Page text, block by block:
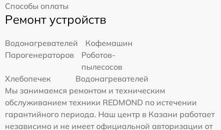
Способы оплаты
Ремонт устройств
Водонагревателей
Кофемашин
Парогенераторов
Роботов-
пылесосов
Хлебопечек
Водонагревателей
Мы занимаемся ремонтом и техническим
обслуживанием техники REDMOND по истечении
гарантийного периода. Наш центр в Казани работает
независимо и не имеет официальной авторизации от